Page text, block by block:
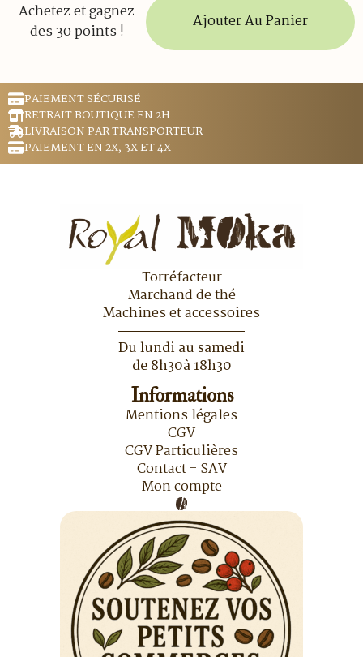
Achetez et gagnez
des 30 points !
Ajouter Au Panier
PAIEMENT SÉCURISÉ
RETRAIT BOUTIQUE EN 2H
LIVRAISON PAR TRANSPORTEUR
PAIEMENT EN 2X, 3X ET 4X
Torréfacteur
Marchand de thé
Machines et accessoires
Du lundi au samedi
de 8h30à 18h30
Informations
Mentions légales
CGV
CGV Particulières
Contact - SAV
Mon compte